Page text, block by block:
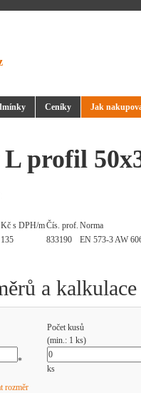
Ceníky Jak
profil
Kč s DPH/mČís. prof. Norma
135 833190 EN 573-3 AW
a
Počet kusů
(min.: 1 ks)
*
ks
rozměr